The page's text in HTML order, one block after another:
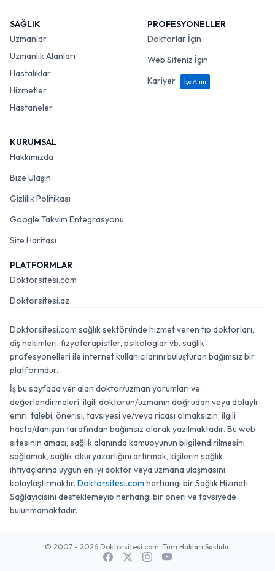
SAĞLIK
Uzmanlar
Uzmanlık Alanları
Hastalıklar
Hizmetler
Hastaneler
PROFESYONELLER
Doktorlar İçin
Web Siteniz İçin
Kariyer
İşe Alım
KURUMSAL
Hakkımızda
Bize Ulaşın
Gizlilik Politikası
Google Takvim Entegrasyonu
Site Haritası
PLATFORMLAR
Doktorsitesi.com
Doktorsitesi.az
Doktorsitesi.com sağlık sektöründe hizmet veren tıp doktorları,
diş hekimleri, fizyoterapistler, psikologlar vb. sağlık
profesyonelleri ile internet kullanıcılarını buluşturan bağımsız bir
platformdur.
İş bu sayfada yer alan doktor/uzman yorumları ve
değerlendirmeleri, ilgili doktorun/uzmanın doğrudan veya dolaylı
emri, talebi, önerisi, tavsiyesi ve/veya ricası olmaksızın, ilgili
hasta/danışan tarafından bağımsız olarak yazılmaktadır. Bu web
sitesinin amacı, sağlık alanında kamuoyunun bilgilendirilmesini
sağlamak, sağlık okuryazarlığını artırmak, kişilerin sağlık
ihtiyaçlarına uygun en iyi doktor veya uzmana ulaşmasını
kolaylaştırmaktır. Doktorsitesi.com herhangi bir Sağlık Hizmeti
Sağlayıcısını desteklemeyip herhangi bir öneri ve tavsiyede
bulunmamaktadır.
© 2007 - 2026 Doktorsitesi.com. Tüm Hakları Saklıdır.